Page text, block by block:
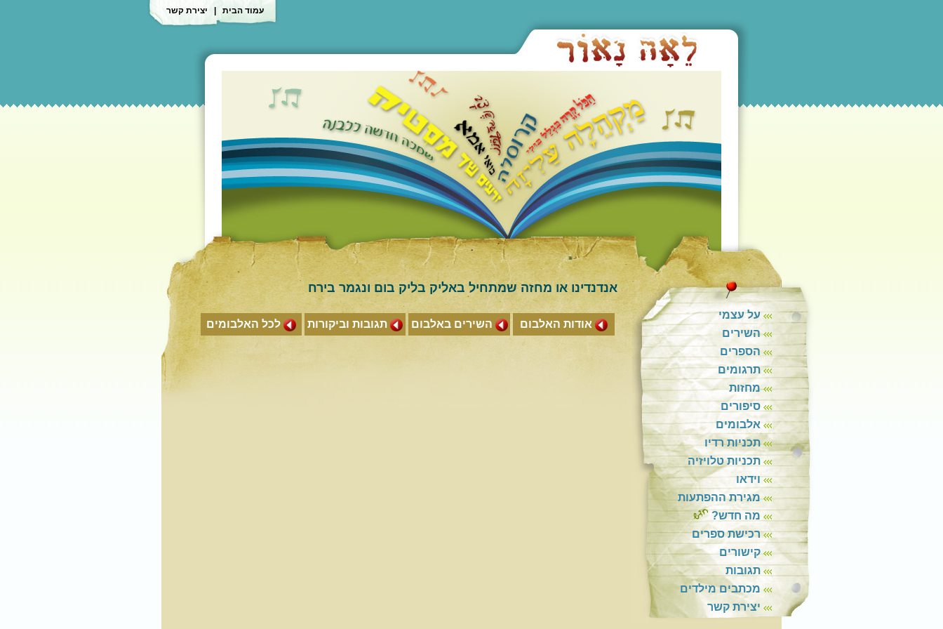
עמוד הבית יצירת קשר
על עצמי
השירים
הספרים
תרגומים
מחזות
סיפורים
אלבומים
תכניות רדיו
תכניות טלויזיה
וידאו
מגירת ההפתעות
מה חדש?
רכישת ספרים
קישורים
תגובות
מכתבים מילדים
יצירת קשר
אנדנדינו או מחזה שמתחיל באליק בליק בום ונגמר בירח
אודות האלבום השירים באלבום תגובות וביקורות לכל האלבומים